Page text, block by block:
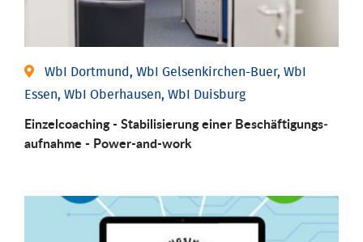
WbI Dortmund, WbI Gelsenkirchen-Buer, WbI
Essen, WbI Oberhausen, WbI Duisburg
Einzel­coaching - Stabili­sierung einer Be­schäftigungs­
aufnahme - Power-and-work